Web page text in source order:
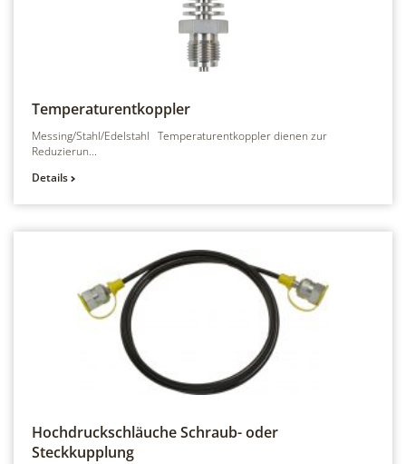
Temperaturentkoppler
Messing/Stahl/Edelstahl Temperaturentkoppler dienen zur
Reduzierun...
Details
HochdruckschläucheSchraub- oder
Steckkupplung